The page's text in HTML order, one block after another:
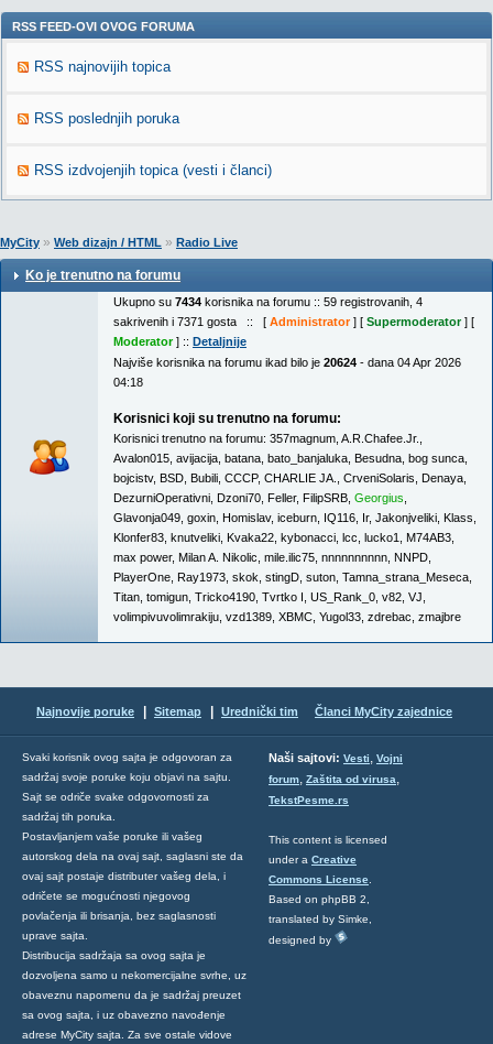
RSS FEED-OVI OVOG FORUMA
RSS najnovijih topica
RSS poslednjih poruka
RSS izdvojenjih topica (vesti i članci)
MyCity » Web dizajn / HTML » Radio Live
Ko je trenutno na forumu
Ukupno su 7434 korisnika na forumu :: 59 registrovanih, 4
sakrivenih i 7371 gosta :: [ Administrator] [ Supermoderator] [
Moderator] :: Detaljnije
Najviše korisnika na forumu ikad bilo je 20624 - dana 04 Apr 2026
04:18
Korisnici koji su trenutno na forumu:
Korisnici trenutno na forumu: 357magnum A.R.Chafee.Jr.
Avalon015 avijacija batana bato_banjaluka Besudna bog sunca
bojcistv, BSD Bubili CCCP, CHARLIE JA. CrveniSolaris Denaya
DezurniOperativni Dzoni70 Feller, FilipSRB Georgius
Glavonja049 goxin Homislav, iceburn IQ116 Ir, Jakonjveliki Klass
Klonfer83 knutveliki Kvaka22 kybonacci lcc lucko1 M74AB3
max power, Milan A. Nikolic mile.ilic75 nnnnnnnnnn NNPD
PlayerOne Ray1973 skok stingD suton Tamna_strana_Meseca
Titan tomigun Tricko4190 Tvrtko I US_Rank_0 v82 VJ
volimpivuvolimrakiju vzd1389 XBMC Yugol33 zdrebac zmajbre
Najnovije poruke Sitemap Urednički tim Članci MyCity zajednice
Svaki korisnik ovog sajta je odgovoran za
sadržaj svoje poruke koju objavi na sajtu.
Sajt se odriče svake odgovornosti za
sadržaj tih poruka.
Postavljanjem vaše poruke ili vašeg
autorskog dela na ovaj sajt, saglasni ste da
ovaj sajt postaje distributer vašeg dela, i
odričete se mogućnosti njegovog
povlačenja ili brisanja, bez saglasnosti
uprave sajta.
Distribucija sadržaja sa ovog sajta je
dozvoljena samo u nekomercijalne svrhe, uz
obaveznu napomenu da je sadržaj preuzet
sa ovog sajta, i uz obavezno navođenje
adrese MyCity sajta. Za sve ostale vidove
Naši sajtovi: Vesti, Vojni
forum, Zaštita od virusa,
TekstPesme.rs
This content is licensed
under a Creative
Commons License
Based on phpBB 2,
translated by Simke,
designed by